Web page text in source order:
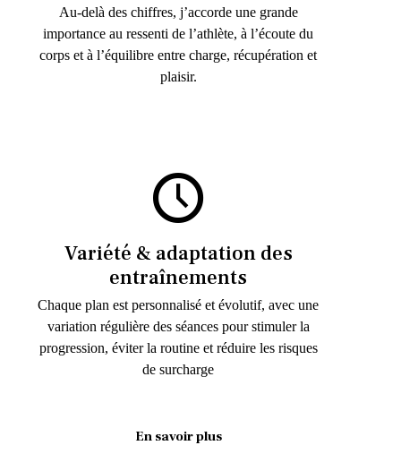
Au-delà des chiffres, j’accorde une grande
importance au ressenti de l’athlète, à l’écoute du
corps et à l’équilibre entre charge, récupération et
plaisir.
Variété & adaptation des
entraînements
Chaque plan est personnalisé et évolutif, avec une
variation régulière des séances pour stimuler la
progression, éviter la routine et réduire les risques
de surcharge
En savoir plus